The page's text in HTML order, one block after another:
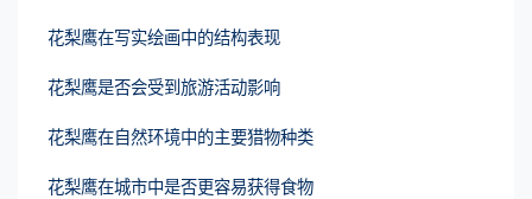
花梨鹰在写实绘画中的结构表现
花梨鹰是否会受到旅游活动影响
花梨鹰在自然环境中的主要猎物种类
花梨鹰在城市中是否更容易获得食物